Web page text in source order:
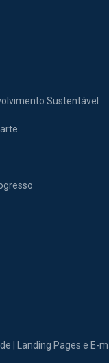
Sustentável
| Landing Pages e E-